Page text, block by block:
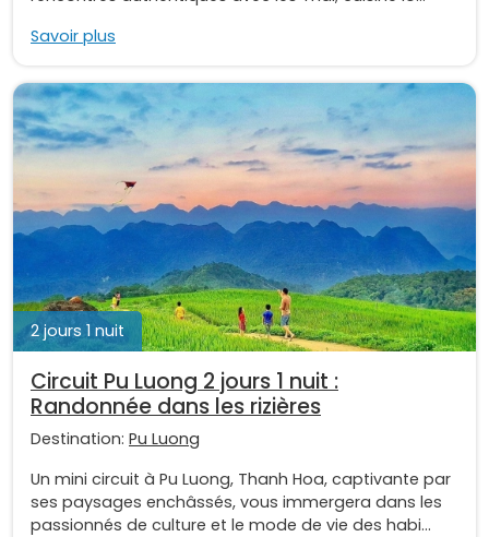
Savoir plus
2 jours 1 nuit
Circuit Pu Luong 2 jours 1 nuit :
Randonnée dans les rizières
Destination: Pu Luong
Un mini circuit à Pu Luong, Thanh Hoa, captivante par
ses paysages enchâssés, vous immergera dans les
passionnés de culture et le mode de vie des habi...